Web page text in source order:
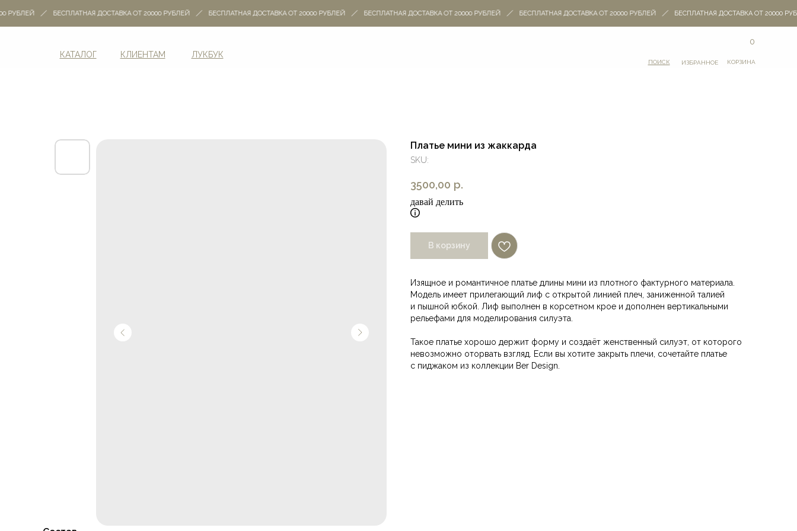
БЕСПЛАТНАЯ ДОСТАВКА ОТ 20000 РУБЛЕЙ БЕСПЛАТНАЯ ДОСТАВКА ОТ 20000 РУБЛЕЙ БЕСПЛАТНАЯ ДОСТАВКА ОТ 20000 РУБЛЕЙ БЕСПЛАТНАЯ ДОСТАВКА ОТ 20000 РУБЛЕЙ БЕСПЛАТНАЯ ДОСТАВКА ОТ 20000
КАТАЛОГ КЛИЕНТАМ ЛУКБУК
ПОИСК ИЗБРАННОЕ
0
КОРЗИНА
Платье мини из жаккарда
SKU:
3500,00 р.
давай делить
В корзину
Изящное и романтичное платье длины мини из плотного фактурного материала.
Модель имеет прилегающий лиф с открытой линией плеч, заниженной талией
и пышной юбкой. Лиф выполнен в корсетном крое и дополнен вертикальными
рельефами для моделирования силуэта.
Такое платье хорошо держит форму и создаёт женственный силуэт, от которого
невозможно оторвать взгляд. Если вы хотите закрыть плечи, сочетайте платье
с пиджаком из коллекции Ber Design.